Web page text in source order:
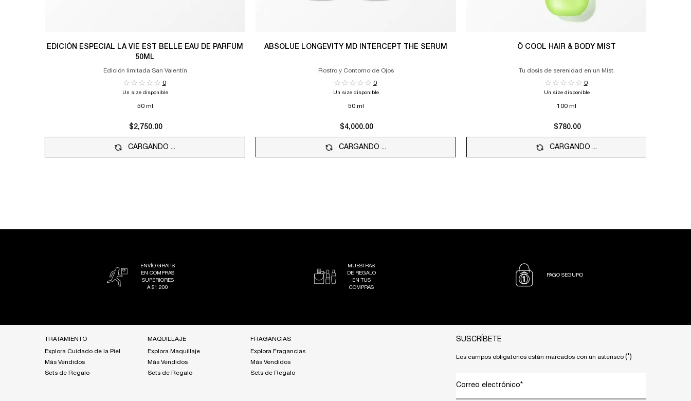
EDICIÓN ESPECIAL LA VIE EST BELLE EAU DE PARFUM
50ML
Edición limitada San Valentín
0
Un size disponible
50 ml
$2,750.00
CARGANDO ...
ABSOLUE LONGEVITY MD INTERCEPT THE SERUM
Rostro y Contorno de Ojos
0
Un size disponible
50 ml
$4,000.00
CARGANDO ...
Ô COOL HAIR & BODY MIST
Tu dosis de serenidad en un Mist.
0
Un size disponible
100 ml
$780.00
CARGANDO ...
ENVÍO GRATIS
EN COMPRAS
SUPERIORES
A $1,200
MUESTRAS
DE REGALO
EN TUS
COMPRAS
PAGO SEGURO
TRATAMIENTO
Explora Cuidado de la Piel
Más Vendidos
Sets de Regalo
MAQUILLAJE
Explora Maquillaje
Más Vendidos
Sets de Regalo
FRAGANCIAS
Explora Fragancias
Más Vendidos
Sets de Regalo
SUSCRÍBETE
Los campos obligatorios están marcados con un asterisco (*)
Correo electrónico*